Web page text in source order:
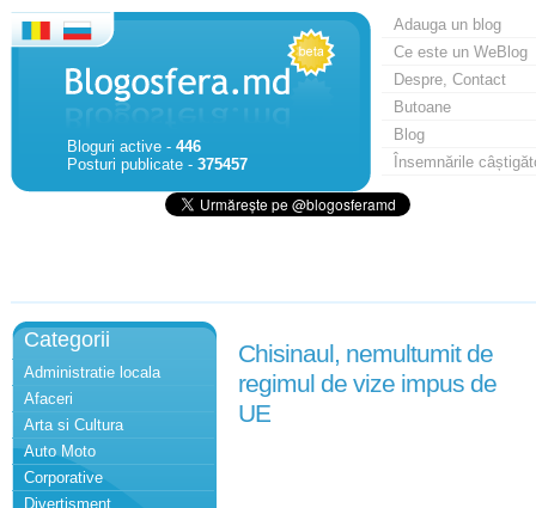
Bloguri active - 446
Posturi publicate - 375457
Adauga un blog
Ce este un WeBlog
Despre, Contact
Butoane
Blog
Însemnările
Categorii
Administratie locala
Afaceri
Arta si Cultura
Auto Moto
Corporative
Divertisment
Chisinaul, nemultumit de
regimul de vize impus de
UE